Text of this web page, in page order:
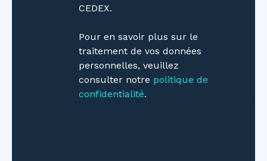
CEDEX.
Pour en savoir plus sur le
traitement de vos données
personnelles, veuillez
consulter notre politique de
confidentialité.